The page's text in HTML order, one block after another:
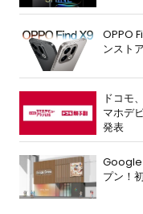
OPPO
ンスト
ドコモ
マホデ
発表
Google
プン！